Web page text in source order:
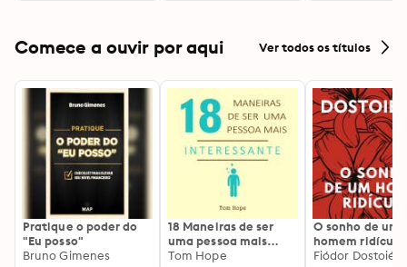
Comece a ouvir por aqui Ver todos os títulos
Pratique o poder do
"Eu posso"
Bruno Gimenes
18 Maneiras de ser
uma pessoa mais
interessante
Tom Hope
O sonho de um
homem ridículo
Fiódor